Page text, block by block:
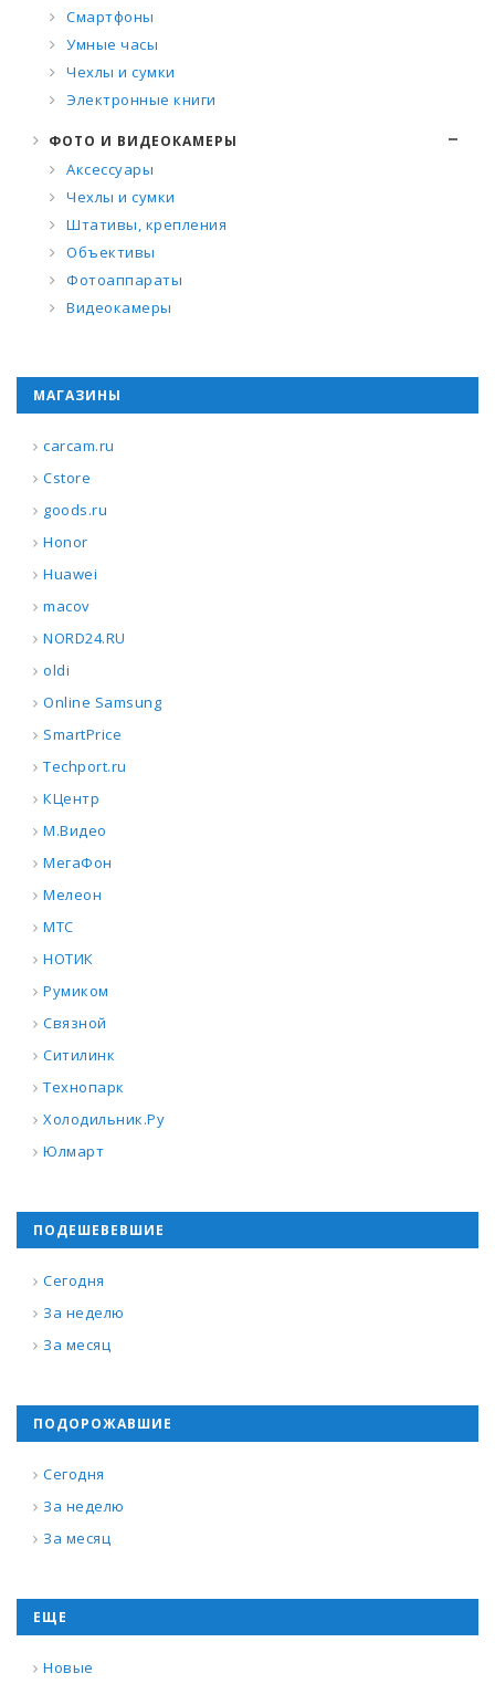
Смартфоны
Умные часы
Чехлы и сумки
Электронные книги
ФОТО И ВИДЕОКАМЕРЫ
Аксессуары
Чехлы и сумки
Штативы, крепления
Объективы
Фотоаппараты
Видеокамеры
МАГАЗИНЫ
carcam.ru
Cstore
goods.ru
Honor
Huawei
macov
NORD24.RU
oldi
Online Samsung
SmartPrice
Techport.ru
КЦентр
М.Видео
МегаФон
Мелеон
МТС
НОТИК
Румиком
Связной
Ситилинк
Технопарк
Холодильник.Ру
Юлмарт
ПОДЕШЕВЕВШИЕ
Сегодня
За неделю
За месяц
ПОДОРОЖАВШИЕ
Сегодня
За неделю
За месяц
ЕЩЕ
Новые